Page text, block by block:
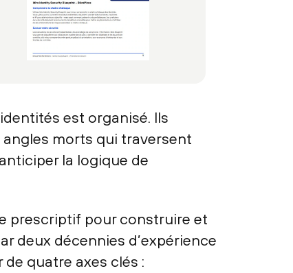
est organisé. Ils
morts qui traversent
la logique de
prescriptif pour construire et
deux décennies d’expérience
quatre axes clés :